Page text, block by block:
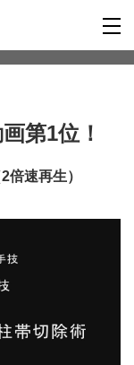
第1位！
速再生）